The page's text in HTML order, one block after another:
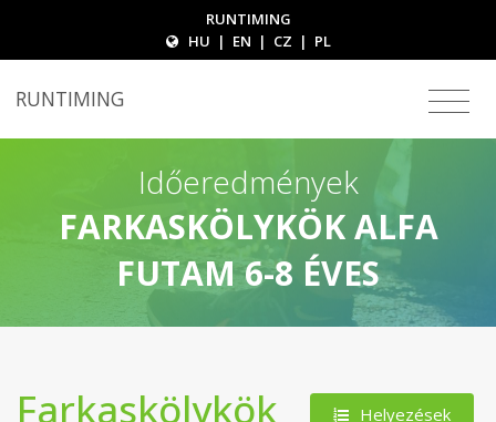
RUNTIMING
HU | EN | CZ | PL
RUNTIMING
Időeredmények
FARKASKÖLYKÖK ALFA
FUTAM 6-8 ÉVES
Helyezések
Farkaskölykök